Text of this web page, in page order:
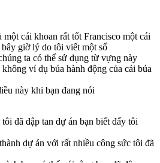
cái khoan rất tốt Francisco một cái
giờ lý do tôi viết một số
ta có thể sử dụng từ vựng này
ví dụ búa hành động của cái búa
này khi bạn đang nói
đã đập tan dự án bạn biết đấy tôi
dự án với rất nhiều công sức tôi đã